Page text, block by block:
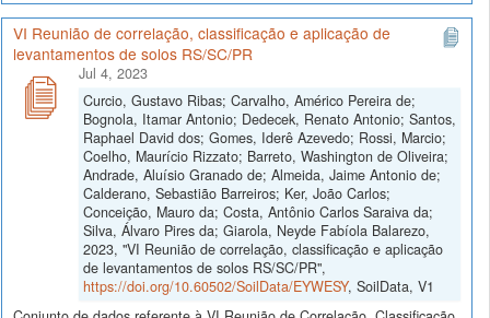
VI Reunião de correlação, classificação e aplicação de
levantamentos de solos RS/SC/PR
Jul 4, 2023
Curcio, Gustavo Ribas; Carvalho, Américo Pereira de;
Bognola, Itamar Antonio; Dedecek, Renato Antonio; Santos,
Raphael David dos; Gomes, Iderê Azevedo; Rossi, Marcio;
Coelho, Maurício Rizzato; Barreto, Washington de Oliveira;
Andrade, Aluísio Granado de; Almeida, Jaime Antonio de;
Calderano, Sebastião Barreiros; Ker, João Carlos;
Conceição, Mauro da; Costa, Antônio Carlos Saraiva da;
Silva, Álvaro Pires da; Giarola, Neyde Fabíola Balarezo,
2023, "VI Reunião de correlação, classificação e aplicação
de levantamentos de solos RS/SC/PR",
https://doi.org/10.60502/SoilData/EYWESY, SoilData, V1